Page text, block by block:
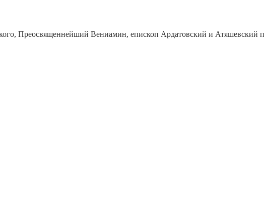
Преосвященнейший Вениамин, епископ Ардатовский и